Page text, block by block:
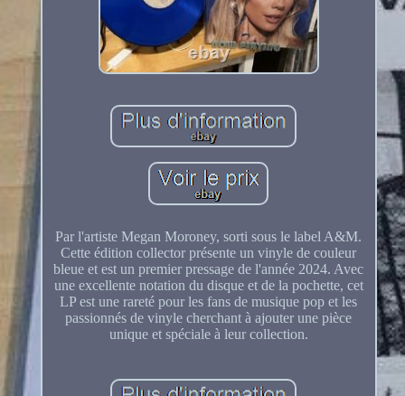
Par l'artiste Megan Moroney, sorti sous le label A&M.
Cette édition collector présente un vinyle de couleur
bleue et est un premier pressage de l'année 2024. Avec
une excellente notation du disque et de la pochette, cet
LP est une rareté pour les fans de musique pop et les
passionnés de vinyle cherchant à ajouter une pièce
unique et spéciale à leur collection.